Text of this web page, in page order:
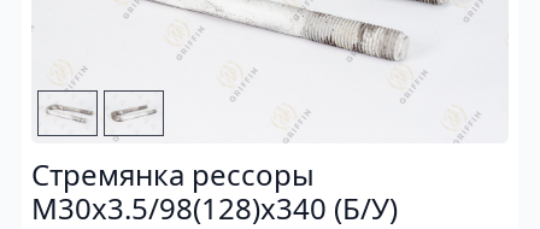
Стремянка рессоры
M30x3.5/98(128)x340 (Б/У)